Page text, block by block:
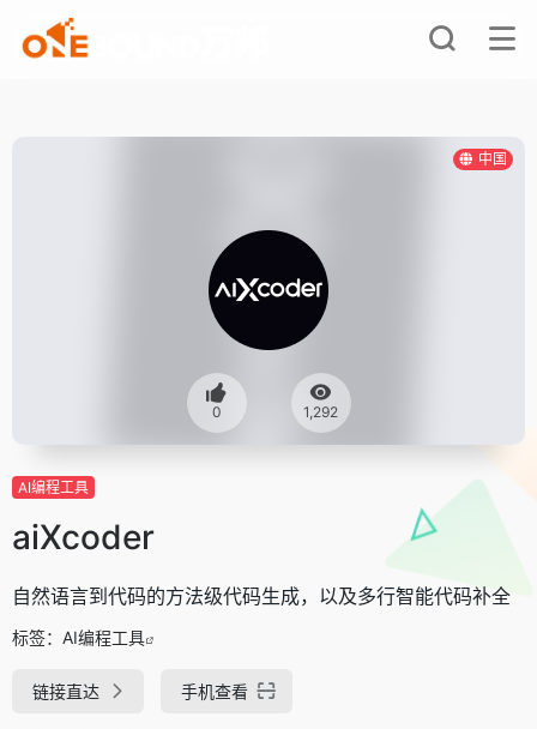
中国
0 1,292
AI编程工具
aiXcoder
自然语言到代码的方法级代码生成，以及多行智能代码补全
标签： AI编程工具
链接直达 手机查看